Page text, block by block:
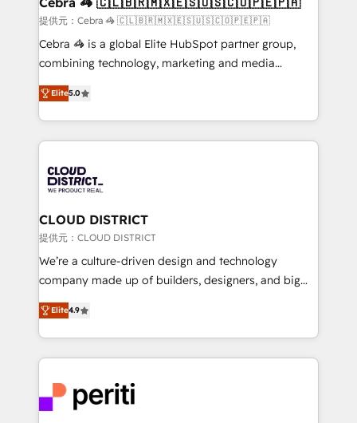
full-funnel HubSpot project ✨ CS: 415% conversion
boost with a new HubSpot site Recognized leaders:
🏆 HubSpot Platform Migration Impact Award 🏆
Inbound Campaign of the Year 🏆 Gold AVA Digital
Award for Best Website 🌟 Accreditations: CRM
提供元：Cebra 🦓 🇨🇱🇧🇷🇲🇽🇪🇸🇺🇸🇨🇴🇵🇪🇵🇦
Cebra 🦓 is a global Elite HubSpot partner group,
combining technology, marketing and media
expertise across Latin America and Southern
Europe, with teams across 7 countries. Born in Chile,
we combine local insight with international reach to
help businesses grow through technology, creativity,
500+ HubSpot implementations, building end-to-
end solutions that integrate CRM, AI automation,
inbound and loop marketing, content, and digital
creativity. Our multicultural team works in Spanish,
Portuguese, and English to design scalable strategies
that drive measurable growth. 🌎 Highlights: • 10+
Platform Migration Excellence. • Top 3 Partner of the
Year LATAM 2022, 2023, 2024, 2025. • Partner of the
business with HubSpot? Let Cebra’s experts help
you grow faster, smarter, and with impact.
Elite5.0
CLOUD DISTRICT
提供元：CLOUD DISTRICT
We’re a culture-driven design and technology
company made up of builders, designers, and big
thinkers. We blend strategy, design, and
development—always fueled by curiosity—to turn
ideas, opportunities, and challenges into meaningful
experiences. To us, technology is more than just
and—most importantly—simple. That’s why we lean
into bold ideas and shape them into thoughtful
Elite4.9